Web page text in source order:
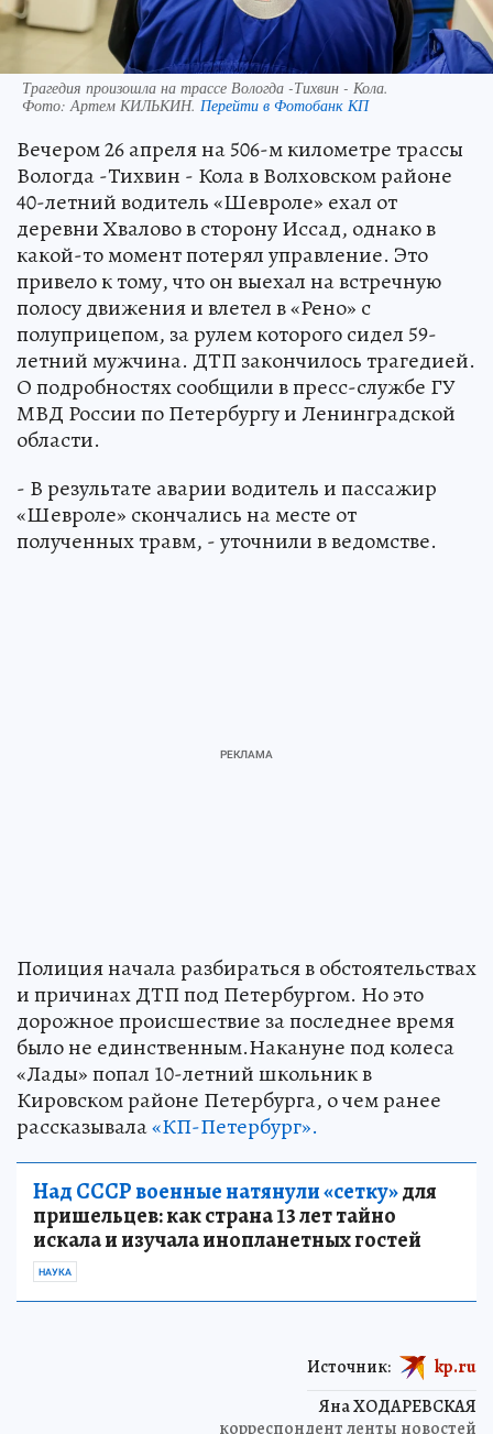
Трагедия произошла на трассе Вологда -Тихвин - Кола.
Фото:Артем КИЛЬКИН. Перейти в Фотобанк КП
Вечером 26 апреля на 506-м километре трассы
Вологда -Тихвин - Кола в Волховском районе
40-летний водитель «Шевроле» ехал от
деревни Хвалово в сторону Иссад, однако в
какой-то момент потерял управление. Это
привело к тому, что он выехал на встречную
полосу движения и влетел в «Рено» с
полуприцепом, за рулем которого сидел 59-
летний мужчина. ДТП закончилось трагедией.
О подробностях сообщили в пресс-службе ГУ
МВД России по Петербургу и Ленинградской
области.
- В результате аварии водитель и пассажир
«Шевроле» скончались на месте от
полученных травм, - уточнили в ведомстве.
Полиция начала разбираться в обстоятельствах
и причинах ДТП под Петербургом. Но это
дорожное происшествие за последнее время
было не единственным.Накануне под колеса
«Лады» попал 10-летний школьник в
Кировском районе Петербурга, о чем ранее
рассказывала«КП-Петербург».
Над СССР военные натянули «сетку»для
пришельцев: как страна 13 лет тайно
искала и изучала инопланетных гостей
НАУКА
Яна ХОДАРЕВСКАЯ
корреспондент ленты новостей
Источник: kp.ru